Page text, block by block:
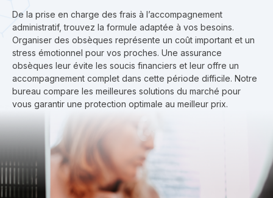
De la prise en charge des frais à l’accompagnement
administratif, trouvez la formule adaptée à vos besoins.
Organiser des obsèques représente un coût important et un
stress émotionnel pour vos proches. Une assurance
obsèques leur évite les soucis financiers et leur offre un
accompagnement complet dans cette période difficile. Notre
bureau compare les meilleures solutions du marché pour
vous garantir une protection optimale au meilleur prix.